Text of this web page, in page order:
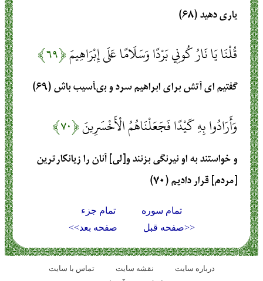
يارى دهيد (۶۸)
قُلْنَا يَا نَارُ كُونِي بَرْدًا وَسَلَامًا عَلَى إِبْرَاهِيمَ﴿۶۹﴾
گفتيم اى آتش براى ابراهيم سرد و بى‏آسيب باش (۶۹)
وَأَرَادُوا بِهِ كَيْدًا فَجَعَلْنَاهُمُ الْأَخْسَرِينَ﴿۷۰﴾
و خواستند به او نيرنگى بزنند و[لى] آنان را زيانكارترين
[مردم] قرار داديم (۷۰)
تمام سوره
تمام جزء
<<صفحه قبل
صفحه بعد>>
تماس با سایت نقشه سايت
درباره سایت